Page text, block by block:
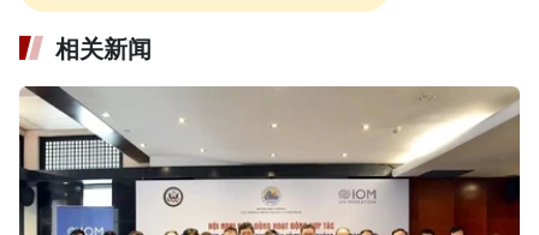
相关新闻